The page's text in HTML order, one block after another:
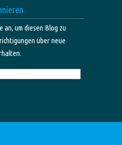
an, um diesen Blog zu
über neue